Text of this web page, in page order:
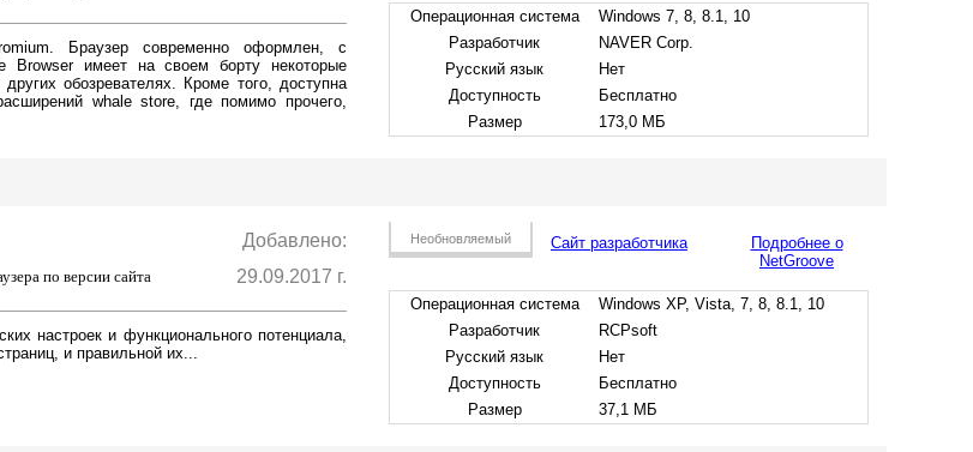
по версии сайта 29.09.2017 г.
Операционная система
Windows XP, Vista, 7, 8, 8.1, 10
Разработчик
RCPsoft
Русский язык
Нет
Доступность
Бесплатно
Размер
37,1 МБ
Добавлено: Необновляемый
настроек и функционального потенциала,
и правильной их...
Сайт разработчика
Подробнее о
NetGroove
Операционная система
Windows 7, 8, 8.1, 10
Разработчик
NAVER Corp.
Русский язык
Нет
Доступность
Бесплатно
Размер
173,0 МБ
Браузер современно оформлен, с
Browser имеет на своем борту некоторые
обозревателях. Кроме того, доступна
whale store, где помимо прочего,